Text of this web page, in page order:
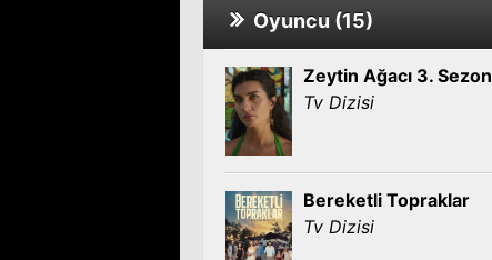
Oyuncu (15)
Zeytin Ağacı 3. Sezon
Tv Dizisi
Bereketli Topraklar
Tv Dizisi